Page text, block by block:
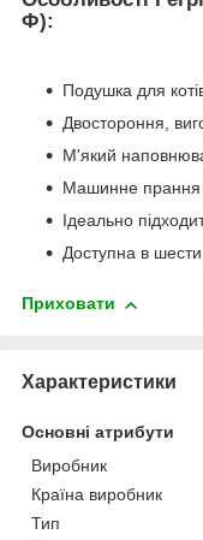
Ф):
Подушка для
Двостороння,
М'який
Машинне прання
Ідеально
Доступна в
Приховати
Характеристики
Основні атрибути
Виробник
Країна виробник
Тип